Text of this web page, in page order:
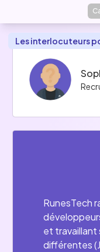
Les interlocuteurs
RunesTech
et travaillant
différentes